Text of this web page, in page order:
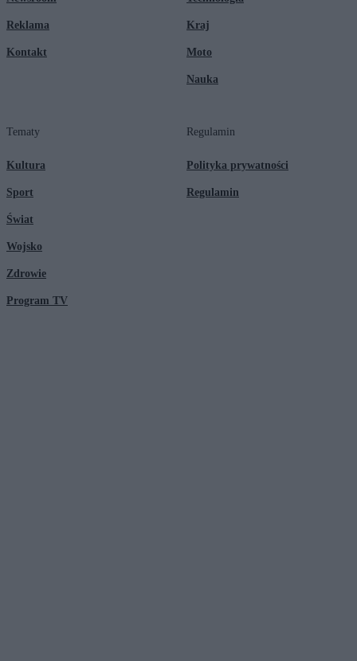
Reklama
Kontakt
Kraj
Moto
Nauka
Tematy
Kultura
Sport
Świat
Wojsko
Zdrowie
Program TV
Regulamin
Polityka prywatności
Regulamin